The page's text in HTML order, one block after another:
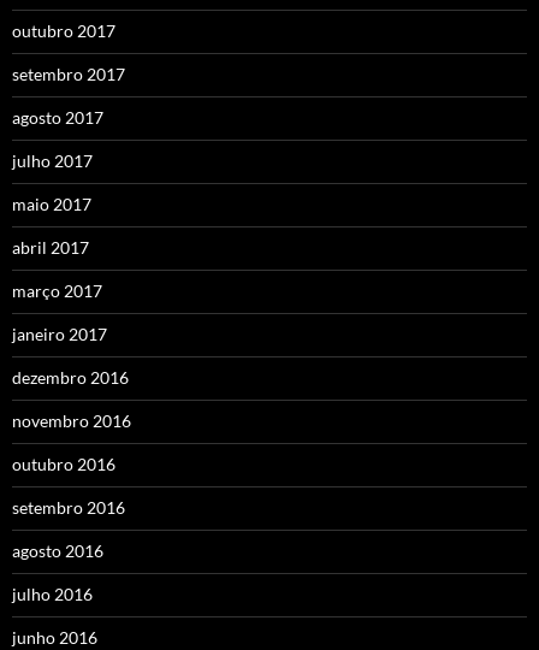
outubro 2017
setembro 2017
agosto 2017
julho 2017
maio 2017
abril 2017
março 2017
janeiro 2017
dezembro 2016
novembro 2016
outubro 2016
setembro 2016
agosto 2016
julho 2016
junho 2016